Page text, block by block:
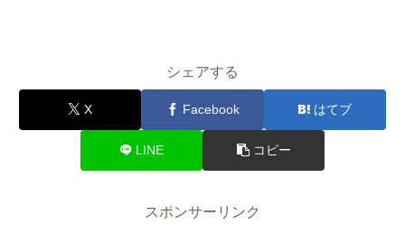
シェアする
X Facebook はてブ
LINE コピー
スポンサーリンク